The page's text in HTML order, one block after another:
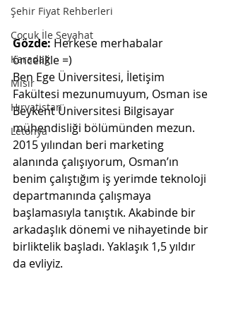
Şehir Fiyat Rehberleri
Çocuk İle Seyahat
Karadağ
Mısır
Hırvatistan
Letonya
Gözde: Herkese merhabalar
öncelikle =)
Ben Ege Üniversitesi, İletişim
Fakültesi mezunumuyum, Osman ise
Beykent Üniversitesi Bilgisayar
mühendisliği bölümünden mezun.
2015 yılından beri marketing
alanında çalışıyorum, Osman’ın
benim çalıştığım iş yerimde teknoloji
departmanında çalışmaya
başlamasıyla tanıştık. Akabinde bir
arkadaşlık dönemi ve nihayetinde bir
birliktelik başladı. Yaklaşık 1,5 yıldır
da evliyiz.